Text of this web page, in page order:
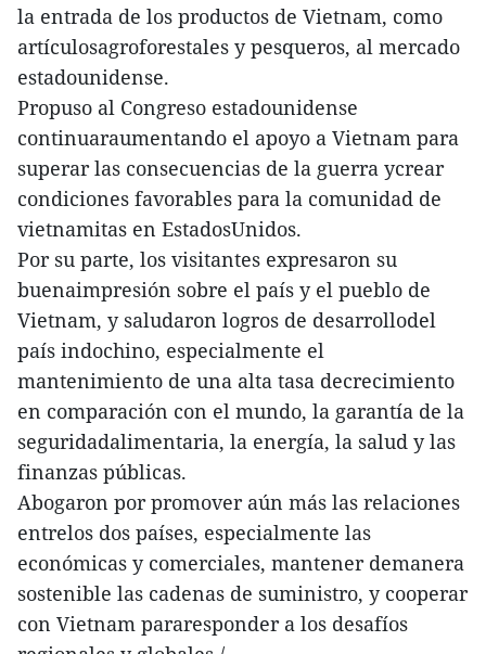
la entrada de los productos de Vietnam, como
artículosagroforestales y pesqueros, al mercado
estadounidense.
Propuso al Congreso estadounidense
continuaraumentando el apoyo a Vietnam para
superar las consecuencias de la guerra ycrear
condiciones favorables para la comunidad de
vietnamitas en EstadosUnidos.
Por su parte, los visitantes expresaron su
buenaimpresión sobre el país y el pueblo de
Vietnam, y saludaron logros de desarrollodel
país indochino, especialmente el
mantenimiento de una alta tasa decrecimiento
en comparación con el mundo, la garantía de la
seguridadalimentaria, la energía, la salud y las
finanzas públicas.
Abogaron por promover aún más las relaciones
entrelos dos países, especialmente las
económicas y comerciales, mantener demanera
sostenible las cadenas de suministro, y cooperar
con Vietnam pararesponder a los desafíos